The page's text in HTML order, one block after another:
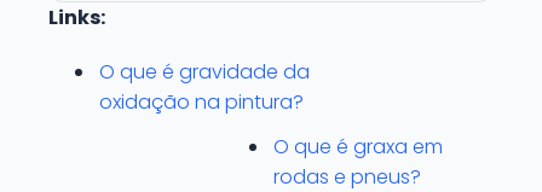
Links:
O que é gravidade da
oxidação na pintura?
O que é graxa em
rodas e pneus?